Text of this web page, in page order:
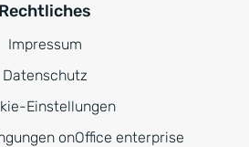
Rechtliches
Impressum
Datenschutz
Einstellungen
onOffice enterprise